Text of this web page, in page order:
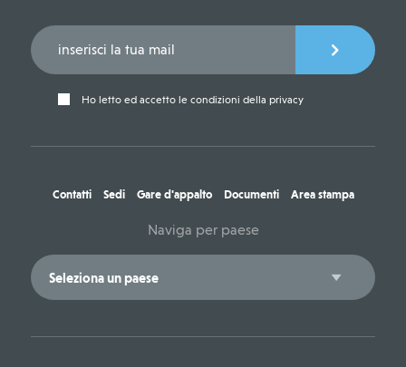
Ho letto ed accetto le condizioni della privacy
Contatti Sedi Gare d'appalto Documenti Area stampa
Naviga per paese